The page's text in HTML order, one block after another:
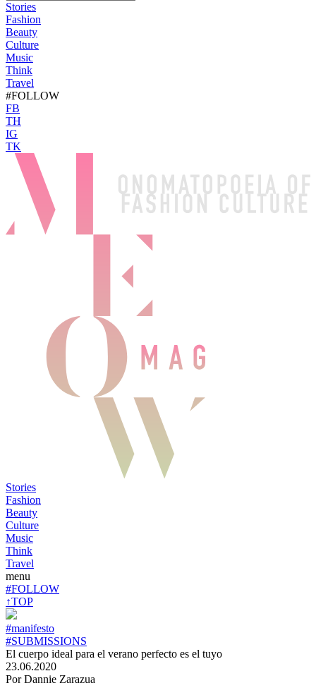
Stories
Fashion
Beauty
Culture
Music
Think
Travel
#FOLLOW
FB
TH
IG
TK
Stories
Fashion
Beauty
Culture
Music
Think
Travel
menu
#FOLLOW
↑TOP
#manifesto
#SUBMISSIONS
El cuerpo ideal para el verano perfecto es el tuyo
23.06.2020
Por Dannie Zarazua